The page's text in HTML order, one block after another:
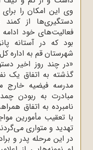
وی این امکان را
دستگیری‌ها از
فعالیت‌های خود
شهرستان قم به اداره
»در چند روز اخیر
گذشته به اتفاق یک
مدرسه فیضیه خارج
مبادرت به ربودن
نامبرده به اتفاق
با تعقیب مأمورین
تهدید و متواری
در این مرحله پدر و